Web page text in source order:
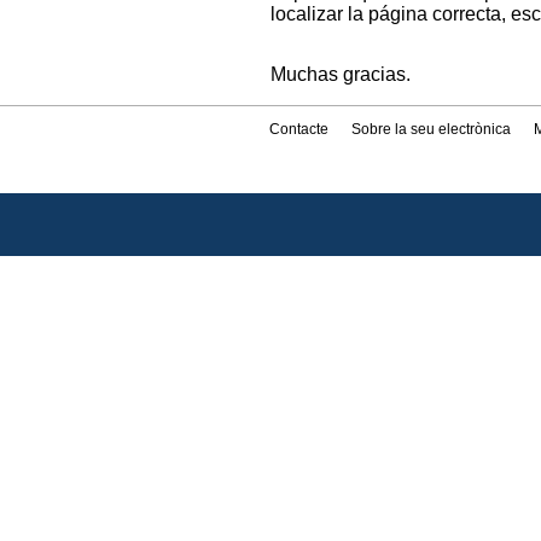
localizar la página correcta,
Muchas gracias.
Contacte Sobre la seu electrònica